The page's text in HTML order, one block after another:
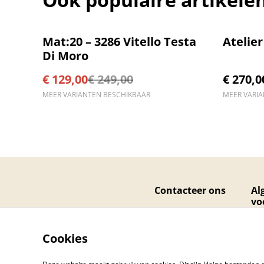
%
Mat:20 – 3286 Vitello Testa
Di Moro
€ 129,00€ 249,00
MEER VARIANTEN BESCHIKBAAR
Atelier
€
MEER
Contacteer ons
Cookies